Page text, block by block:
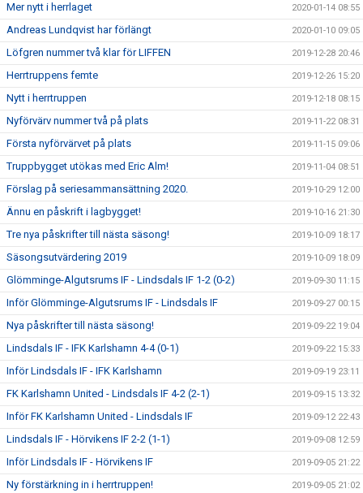
Mer nytt i herrlaget 2020-01-14 08:55
Andreas Lundqvist har förlängt 2020-01-10 09:05
Löfgren nummer två klar för LIFFEN 2019-12-28 20:46
Herrtruppens femte 2019-12-26 15:20
Nytt i herrtruppen 2019-12-18 08:15
Nyförvärv nummer två på plats 2019-11-22 08:31
Första nyförvärvet på plats 2019-11-15 09:06
Truppbygget utökas med Eric Alm! 2019-11-04 08:51
Förslag på seriesammansättning 2020. 2019-10-29 12:00
Ännu en påskrift i lagbygget! 2019-10-16 21:30
Tre nya påskrifter till nästa säsong! 2019-10-09 18:17
Säsongsutvärdering 2019 2019-10-09 18:09
Glömminge-Algutsrums IF - Lindsdals IF 1-2 (0-2) 2019-09-30 11:15
Inför Glömminge-Algutsrums IF - Lindsdals IF 2019-09-27 00:15
Nya påskrifter till nästa säsong! 2019-09-22 19:04
Lindsdals IF - IFK Karlshamn 4-4 (0-1) 2019-09-22 15:33
Inför Lindsdals IF - IFK Karlshamn 2019-09-19 23:11
FK Karlshamn United - Lindsdals IF 4-2 (2-1) 2019-09-15 13:32
Inför FK Karlshamn United - Lindsdals IF 2019-09-12 22:43
Lindsdals IF - Hörvikens IF 2-2 (1-1) 2019-09-08 12:59
Inför Lindsdals IF - Hörvikens IF 2019-09-05 21:22
Ny förstärkning in i herrtruppen! 2019-09-05 21:02